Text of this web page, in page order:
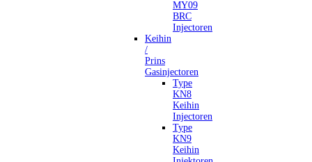
MY09
BRC
Injectoren
Keihin
/
Prins
Gasinjectoren
Type
KN8
Keihin
Injectoren
Type
KN9
Keihin